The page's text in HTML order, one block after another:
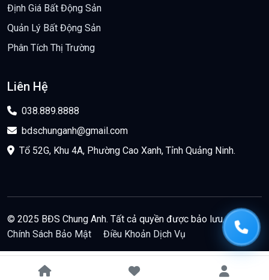
Định Giá Bất Động Sản
Quản Lý Bất Động Sản
Phân Tích Thị Trường
Liên Hệ
038.889.8888
bdschunganh@gmail.com
Tổ 52G, Khu 4A, Phường Cao Xanh, Tỉnh Quảng Ninh.
© 2025 BĐS Chung Anh. Tất cả quyền được bảo lưu.
Chính Sách Bảo Mật
Điều Khoản Dịch Vụ